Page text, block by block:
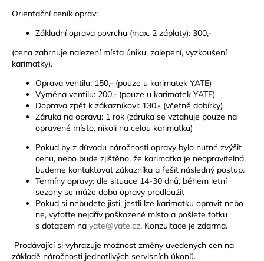
Orientační ceník oprav:
Základní oprava povrchu (max. 2 záplaty): 300,-
(cena zahrnuje nalezení místa úniku, zalepení, vyzkoušení
karimatky).
Oprava ventilu: 150,- (pouze u karimatek YATE)
Výměna ventilu: 200,- (pouze u karimatek YATE)
Doprava zpět k zákazníkovi: 130,- (včetně dobírky)
Záruka na opravu: 1 rok (záruka se vztahuje pouze na
opravené místo, nikoli na celou karimatku)
Pokud by z důvodu náročnosti opravy bylo nutné zvýšit
cenu, nebo bude zjištěno, že karimatka je neopravitelná,
budeme kontaktovat zákazníka a řešit následný postup.
Termíny opravy: dle situace 14-30 dnů, během letní
sezony se může doba opravy prodloužit
Pokud si nebudete jisti, jestli lze karimatku opravit nebo
ne, vyfoťte nejdřív poškozené místo a pošlete fotku
s dotazem na yate@yate.cz. Konzultace je zdarma.
Prodávající si vyhrazuje možnost změny uvedených cen na
základě náročnosti jednotlivých servisních úkonů.